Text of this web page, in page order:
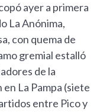
ayer a primera
La Anónima,
con quema de
gremial estalló
de la
La Pampa (siete
entre Pico y